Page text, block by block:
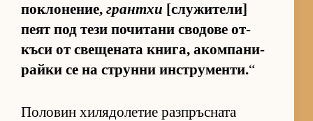
пок­ло­не­ние, грантхи [слу­жи­те­ли]
пеят под тези по­чи­тани сво­дове от­
къси от све­ще­ната кни­га, аком­па­ни­
райки се на струнни ин­с­т­ру­мен­ти.“
Половин хилядолетие разпръсната